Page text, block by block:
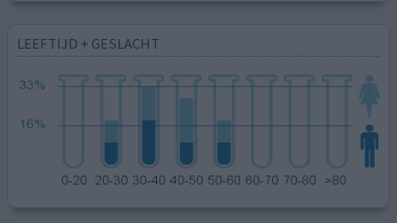
LEEFTIJD + GESLACHT